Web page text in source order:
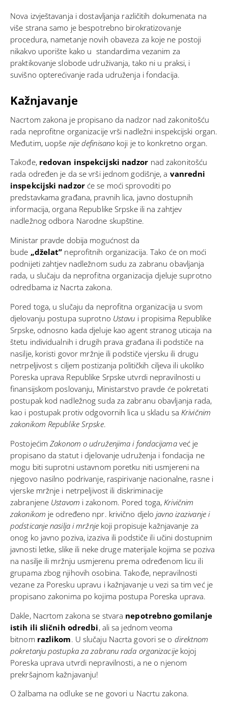
Nova izvještavanja i dostavljanja različitih dokumenata na
više strana samo je bespotrebno birokratizovanje
procedura, nametanje novih obaveza za koje ne postoji
nikakvo uporište kako u standardima vezanim za
praktikovanje slobode udruživanja, tako ni u praksi, i
suvišno opterećivanje rada udruženja i fondacija.
Kažnjavanje
Nacrtom zakona je propisano da nadzor nad zakonitošću
rada neprofitne organizacije vrši nadležni inspekcijski organ.
Međutim, uopše nije definisano koji je to konkretno organ.
Takođe, redovan inspekcijski nadzor nad zakonitošću
rada određen je da se vrši jednom godišnje, a vanredni
inspekcijski nadzorće se moći sprovoditi po
predstavkama građana, pravnih lica, javno dostupnih
informacija, organa Republike Srpske ili na zahtjev
nadležnog odbora Narodne skupštine.
Ministar pravde dobija mogućnost da
bude „dželat” neprofitnih organizacija. Tako će on moći
podnijeti zahtjev nadležnom sudu za zabranu obavljanja
rada, u slučaju da neprofitna organizacija djeluje suprotno
odredbama iz Nacrta zakona.
Pored toga, u slučaju da neprofitna organizacija u svom
djelovanju postupa suprotno Ustavu i propisima Republike
Srpske, odnosno kada djeluje kao agent stranog uticaja na
štetu individualnih i drugih prava građana ili podstiče na
nasilje, koristi govor mržnje ili podstiče vjersku ili drugu
netrpeljivost s ciljem postizanja političkih ciljeva ili ukoliko
Poreska uprava Republike Srpske utvrdi nepravilnosti u
finansijskom poslovanju, Ministarstvo pravde će pokretati
postupak kod nadležnog suda za zabranu obavljanja rada,
kao i postupak protiv odgovornih lica u skladu saKrivičnim
zakonikom Republike Srpske.
PostojećimZakonom o udruženjima i fondacijamaveć je
propisano da statut i djelovanje udruženja i fondacija ne
mogu biti suprotni ustavnom poretku niti usmjereni na
njegovo nasilno podrivanje, raspirivanje nacionalne, rasne i
vjerske mržnje i netrpeljivost ili diskriminacije
zabranjene Ustavom i zakonom. Pored toga, Krivičnim
zakonikom je određeno npr. krivično djelojavno izazivanje i
podsticanje nasilja i mržnje koji propisuje kažnjavanje za
onog ko javno poziva, izaziva ili podstiče ili učini dostupnim
javnosti letke, slike ili neke druge materijale kojima se poziva
na nasilje ili mržnju usmjerenu prema određenom licu ili
grupama zbog njihovih osobina. Takođe, nepravilnosti
vezane za Poresku upravu i kažnjavanje u vezi sa tim već je
propisano zakonima po kojima postupa Poreska uprava.
Dakle, Nacrtom zakona se stvara nepotrebno gomilanje
istih ili sličnih odredbi, ali sa jednom veoma
bitnom razlikom. U slučaju Nacrta govori se o direktnom
pokretanju postupka za zabranu rada organizacijekojoj
Poreska uprava utvrdi nepravilnosti, a ne o njenom
prekršajnom kažnjavanju!
O žalbama na odluke se ne govori u Nacrtu zakona.